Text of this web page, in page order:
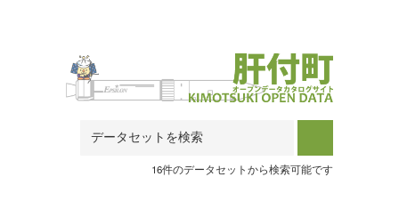
16件のデータセットから検索可能です